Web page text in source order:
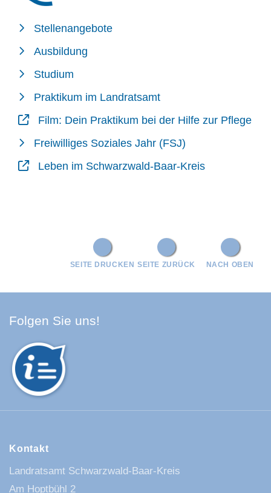
Stellenangebote
Ausbildung
Studium
Praktikum im Landratsamt
Film: Dein Praktikum bei der Hilfe zur Pflege
Freiwilliges Soziales Jahr (FSJ)
Leben im Schwarzwald-Baar-Kreis
NACH OBEN
SEITE ZURÜCK
SEITE DRUCKEN
Folgen Sie uns!
Kontakt
Landratsamt Schwarzwald-Baar-Kreis
Am Hoptbühl 2